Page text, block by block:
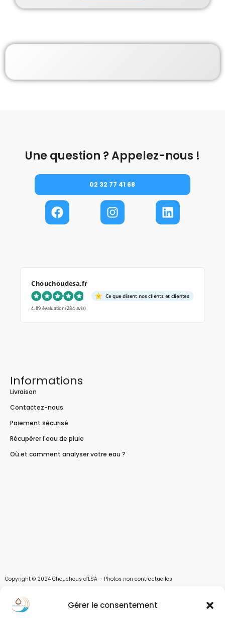
Gérer le consentement
Une question ? Appelez-nous !
02 32 77 41 68
Chouchoudesa.fr
Ce que disent nos clients et clientes
4.89 évaluation(284 avis)
Informations
Livraison
Contactez-nous
Paiement sécurisé
Récupérer l'eau de pluie
Où et comment analyser votre eau ?
Copyright © 2024 Chouchous d’ESA – Photos non contractuelles
Les chouchous d’Esa vous apportent toutes les solutions pour récupérer l’eau de
pluie, et des moyens pour stocker, filtrer, traiter et potabiliser l’eau d’un forage,